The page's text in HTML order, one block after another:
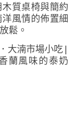
質桌椅與簡約
風情的佈置細
鬆。